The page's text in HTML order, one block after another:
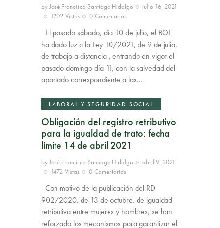
byJosé Francisco Santiago Hidalgo
julio 16, 2021
1202 Vistas 0 Comentarios
El pasado sábado, día 10 de julio, el BOE
ha dado luz a la Ley 10/2021, de 9 de julio,
de trabajo a distancia , entrando en vigor el
pasado domingo día 11, con la salvedad del
apartado correspondiente a las…
LABORAL Y SEGURIDAD SOCIAL
Obligación del registro retributivo
para la igualdad de trato: fecha
límite 14 de abril 2021
byJosé Francisco Santiago Hidalgo
abril 9, 2021
1472 Vistas 0 Comentarios
Con motivo de la publicación del RD
902/2020, de 13 de octubre, de igualdad
retributiva entre mujeres y hombres, se han
reforzado los mecanismos para garantizar el